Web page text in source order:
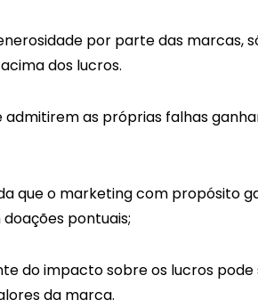
por parte das marcas,
dos lucros.
as próprias falhas
que o marketing com propósito
pontuais;
do impacto sobre os lucros
da marca.